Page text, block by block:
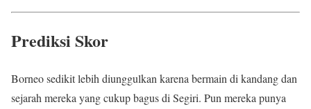
Prediksi Skor
Borneo sedikit lebih diunggulkan karena bermain di kandang dan
sejarah mereka yang cukup bagus di Segiri. Pun mereka punya